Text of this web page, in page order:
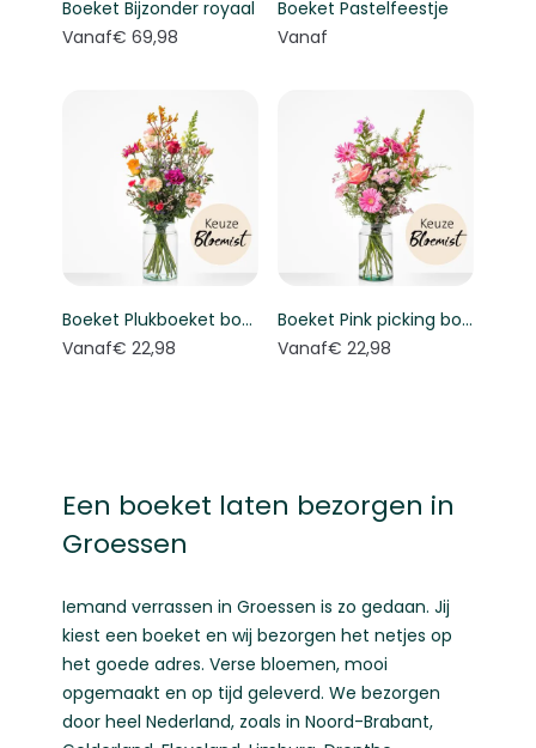
Boeket Bijzonder royaal
Vanaf€ 69,98
Boeket Pastelfeestje
Vanaf
Boeket Plukboeket bont - Keuze bloemist
Vanaf€ 22,98
Boeket Pink picking bouquet - Florist's choice
Vanaf€ 22,98
Een boeket laten bezorgen in
Groessen
Iemand verrassen in Groessen is zo gedaan. Jij
kiest een boeket en wij bezorgen het netjes op
het goede adres. Verse bloemen, mooi
opgemaakt en op tijd geleverd. We bezorgen
door heel Nederland, zoals in Noord-Brabant,